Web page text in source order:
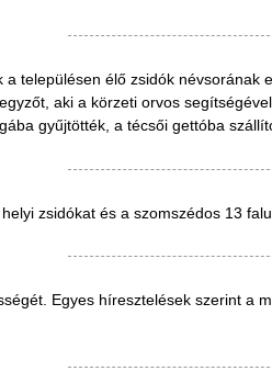
településen élő zsidók
aki a körzeti orvos
gyűjtötték, a técsői gettóba
zsidókat és a szomszédos 13
Egyes híresztelések szerint